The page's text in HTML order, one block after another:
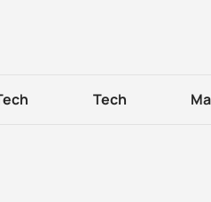
Tech